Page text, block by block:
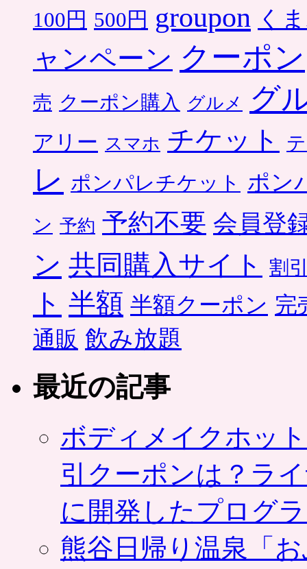
100円 500円 groupon く
ャンペーン クーポン
売 クーポン購入 グルメ グ
アリー スマホ チケット
レ ポンパレチケット ポン
ン 予約 予約不要 会員登
ン 共同購入サイト 割
ト 半額 半額クーポン 完
通販 飲み放題
最近の記事
ボディメイクホッ
引クーポンは？ラ
に開発したプログ
熊谷日帰り温泉「